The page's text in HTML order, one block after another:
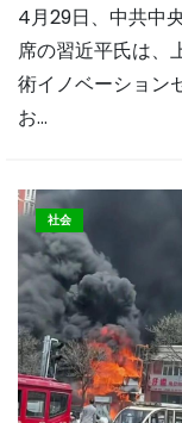
4月29日、中共中
席の習近平氏は、
術イノベーション
お…
社会